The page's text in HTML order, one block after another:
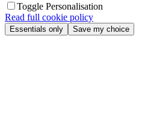
Toggle Personalisation
Read full cookie policy
Essentials only Save my choice